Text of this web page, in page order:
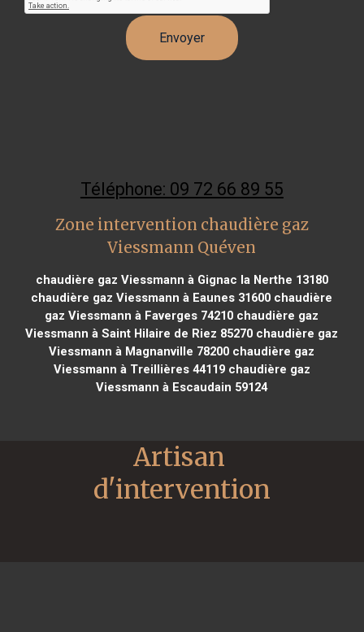
Téléphone: 09 72 66 89 55
Zone intervention chaudière gaz
Viessmann Quéven
chaudière gaz Viessmann à Gignac la Nerthe 13180
chaudière gaz Viessmann à Eaunes 31600 chaudière
gaz Viessmann à Faverges 74210 chaudière gaz
Viessmann à Saint Hilaire de Riez 85270 chaudière gaz
Viessmann à Magnanville 78200 chaudière gaz
Viessmann à Treillières 44119chaudière gaz
Viessmann à Escaudain 59124
Artisan
d'intervention